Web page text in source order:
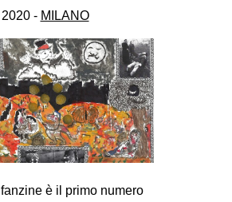
DEGENERAZIONE
GAZA FREESTYLE
CSOA LAMBRETTA
MSM
TSUNAMI
ZAM
MILANO
- MILANO
è il primo numero